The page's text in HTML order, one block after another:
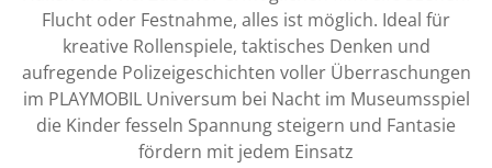
Flucht oder Festnahme, alles ist möglich. Ideal für
kreative Rollenspiele, taktisches Denken und
aufregende Polizeigeschichten voller Überraschungen
im PLAYMOBIL Universum bei Nacht im Museumsspiel
die Kinder fesseln Spannung steigern und Fantasie
fördern mit jedem Einsatz